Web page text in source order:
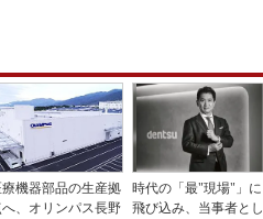
療機器部品の生産拠
へ、オリンパス長野
時代の「最"現場"」に
飛び込み、当事者とし